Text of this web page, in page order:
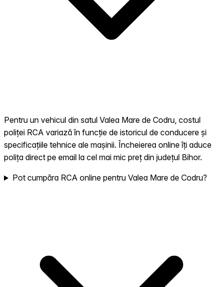
Pentru un vehicul din satul Valea Mare de Codru, costul
poliței RCA variază în funcție de istoricul de conducere și
specificațiile tehnice ale mașinii. Încheierea online îți aduce
polița direct pe email la cel mai mic preț din județul Bihor.
Pot cumpăra RCA online pentru Valea Mare de Codru?